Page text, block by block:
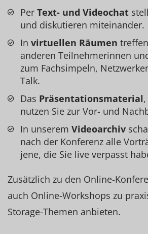
Per Text- und Videochat
und diskutieren miteinander.
In virtuellen Räumen
anderen Teilnehmerinnen
zum Fachsimpeln,
Talk.
Das Präsentationsmaterial
nutzen Sie zur Vor- und
In unserem Videoarchiv
nach der Konferenz alle
jene, die Sie live verpasst
Zusätzlich zu den Online-
auch Online-Workshops zu
Storage-Themen anbieten.